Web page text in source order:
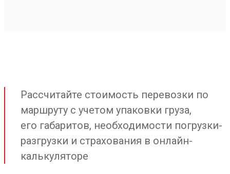
Рассчитайте стоимость перевозки по
маршруту с учетом упаковки груза,
его габаритов, необходимости погрузки-
разгрузки и страхования в онлайн-
калькуляторе